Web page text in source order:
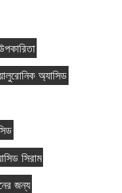
অ্যাসিড
সিরাম
জন্য